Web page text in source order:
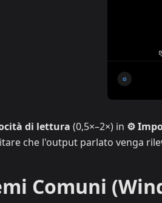
di lettura (0,5×–2×) in ⚙
che l'output parlato venga
Comuni